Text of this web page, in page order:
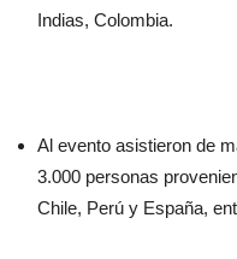
Indias, Colombia.
Al evento asistieron de
3.000 personas
Chile, Perú y España,